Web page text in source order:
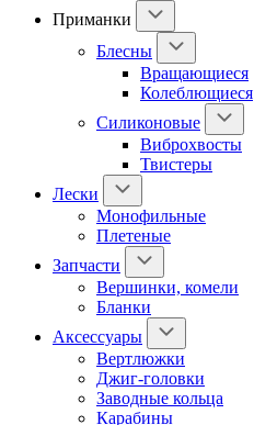
Приманки
Блесны
Вращающиеся
Колеблющиеся
Силиконовые
Виброхвосты
Твистеры
Лески
Монофильные
Плетеные
Запчасти
Вершинки, комели
Бланки
Аксессуары
Вертлюжки
Джиг-головки
Заводные кольца
Карабины